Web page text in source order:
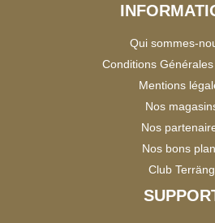
Qui sommes-
Conditions
Mentions
Nos
Nos
Nos bons
Club Terräng